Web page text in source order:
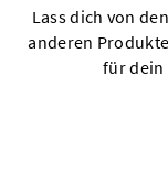
Lass dich von
anderen
für dein